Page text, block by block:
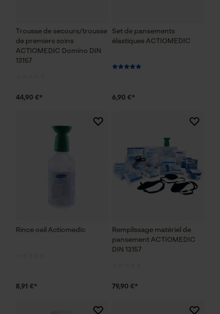
Trousse de secours/trousse
de premiers soins
ACTIOMEDIC Domino DIN
13157
44,90 €*
Set de pansements
élastiques ACTIOMEDIC
6,90 €*
Rince oeil Actiomedic
8,91 €*
Remplissage matériel de
pansement ACTIOMEDIC
DIN 13157
79,90 €*